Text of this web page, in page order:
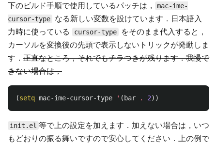
下のビルド手順で使用しているパッチは，
mac-ime-
cursor-type
なる新しい変数を設けています．日本語入
力時に使っている
cursor-type
をそのまま代入すると，
カーソルを変換後の先頭で表示しないトリックが発動しま
す． 正直なところ，それでもチラつきが残ります．我慢で
きない場合は，
(setq mac-ime-cursor-type ' ( bar . 2))
init.el 等で上の設定を加えます．加えない場合は，いつ
もどおりの振る舞いですので安心してください．上の例で